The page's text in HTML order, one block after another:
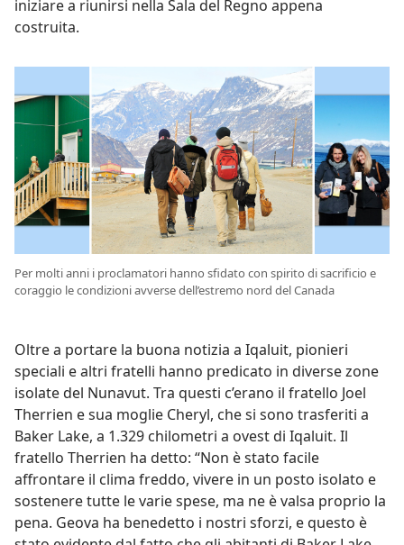
iniziare a riunirsi nella Sala del Regno appena
costruita.
Per molti anni i proclamatori hanno sfidato con spirito di sacrificio e
coraggio le condizioni avverse dell’estremo nord del Canada
Oltre a portare la buona notizia a Iqaluit, pionieri
speciali e altri fratelli hanno predicato in diverse zone
isolate del Nunavut. Tra questi c’erano il fratello Joel
Therrien e sua moglie Cheryl, che si sono trasferiti a
Baker Lake, a 1.329 chilometri a ovest di Iqaluit. Il
fratello Therrien ha detto: “Non è stato facile
affrontare il clima freddo, vivere in un posto isolato e
sostenere tutte le varie spese, ma ne è valsa proprio la
pena. Geova ha benedetto i nostri sforzi, e questo è